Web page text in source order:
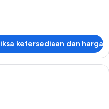
ketersediaan dan harga
Bantalan ekstra lembut, brankas,